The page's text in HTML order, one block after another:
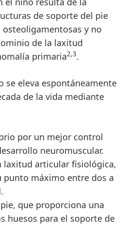
de soporte del pie
y no
de la laxitud
primaria2,3.
se eleva espontáneamente
de la vida mediante
por un mejor control
neuromuscular.
laxitud articular fisiológica,
punto máximo entre dos a
que proporciona una
huesos para el soporte de